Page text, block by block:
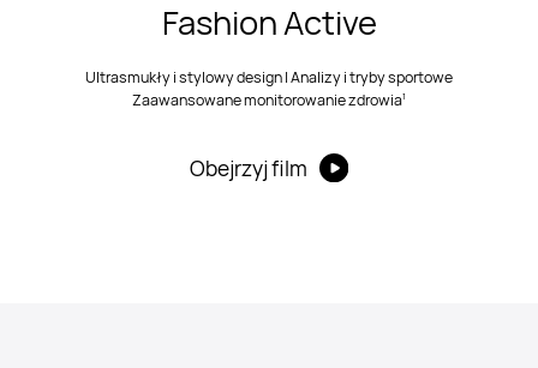
Fashion Active
Ultrasmukły i stylowy design | Analizy i tryby sportowe
Zaawansowane monitorowanie zdrowia1
Obejrzyj film